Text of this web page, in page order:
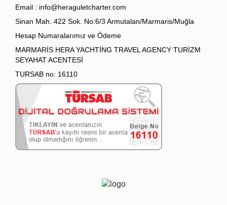
Email : info@heraguletcharter.com
Sinan Mah. 422 Sok. No:6/3 Armutalan/Marmaris/Muğla
Hesap Numaralarımız ve Ödeme
MARMARİS HERA YACHTİNG TRAVEL AGENCY TURİZM
SEYAHAT ACENTESİ
TURSAB no: 16110